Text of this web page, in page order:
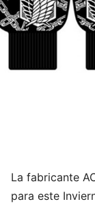
La fabricante
para este